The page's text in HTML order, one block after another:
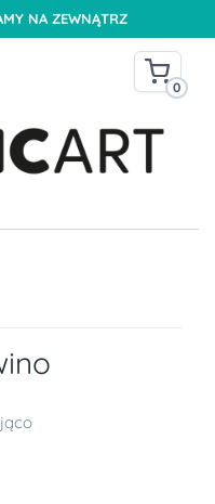
NA ZEWNĄTRZ
0